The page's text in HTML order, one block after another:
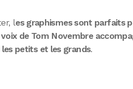
les graphismes sont parfaits
de Tom Novembre
petits et les grands.